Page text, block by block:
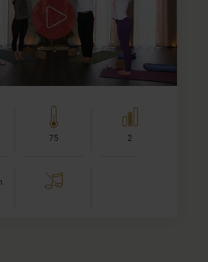
den Rücken beugen
zweiten Prana Flow Yoga-Videos sind
Heute wird es deutlich anstrengender als
noch im ersten Video.
Dir bei schwierigeren Asanas…
75 2